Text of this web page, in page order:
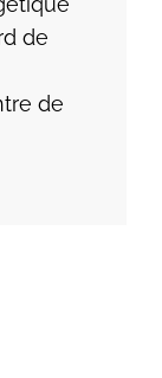
de
de